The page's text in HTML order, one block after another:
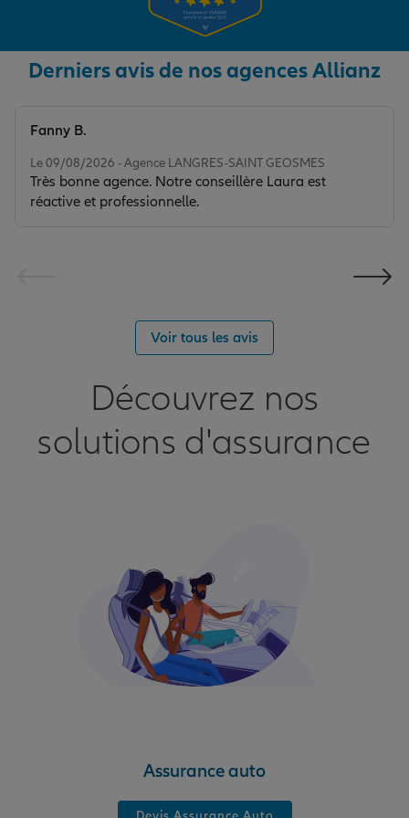
Derniers avis de nos agences Allianz
Le 09/08/2026 - Agence LANGRES-SAINT GEOSMES
Très bonne agence. Notre conseillère Laura est
réactive et professionnelle.
Fanny B.
Voir tous les avis
Découvrez nos
solutions d'assurance
Assurance auto